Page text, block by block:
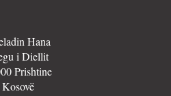
Hana
i Diellit
Prishtine
Kosovë